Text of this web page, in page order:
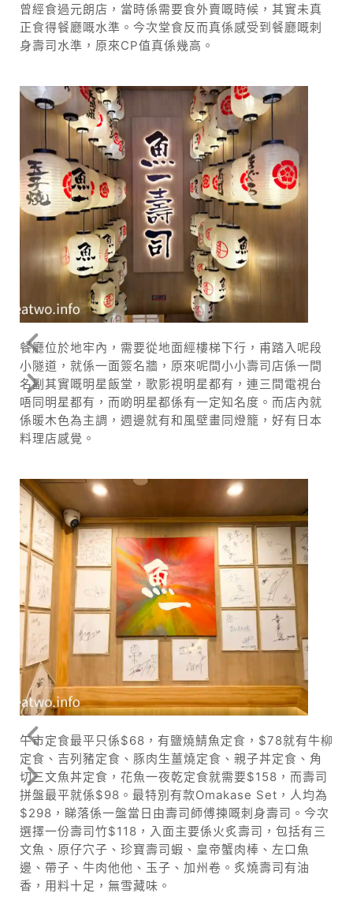
曾經食過元朗店，當時係需要食外賣嘅時候，其實未真
正食得餐廳嘅水準。今次堂食反而真係感受到餐廳嘅刺
身壽司水準，原來CP值真係幾高。
餐廳位於地牢內，需要從地面經樓梯下行，甫踏入呢段
小隧道，就係一面簽名牆，原來呢間小小壽司店係一間
名副其實嘅明星飯堂，歌影視明星都有，連三間電視台
唔同明星都有，而啲明星都係有一定知名度。而店內就
係暖木色為主調，週邊就有和風壁畫同燈籠，好有日本
料理店感覺。
午市定食最平只係$68，有鹽燒鯖魚定食，$78就有牛柳
定食、吉列豬定食、豚肉生薑燒定食、親子丼定食、角
切三文魚丼定食，花魚一夜乾定食就需要$158，而壽司
拼盤最平就係$98。最特別有款Omakase Set，人均為
$298，睇落係一盤當日由壽司師傅揀嘅刺身壽司。今次
選擇一份壽司竹$118，入面主要係火炙壽司，包括有三
文魚、原仔穴子、珍寶壽司蝦、皇帝蟹肉棒、左口魚
邊、帶子、牛肉他他、玉子、加州卷。炙燒壽司有油
香，用料十足，無雪藏味。